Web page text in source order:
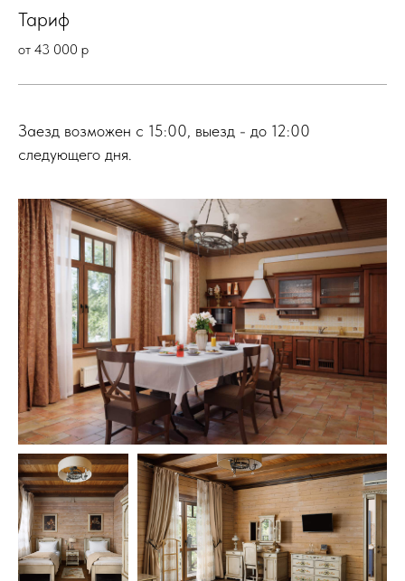
Тариф
от 43 000 р
Заезд возможен с 15:00, выезд - до 12:00
следующего дня.